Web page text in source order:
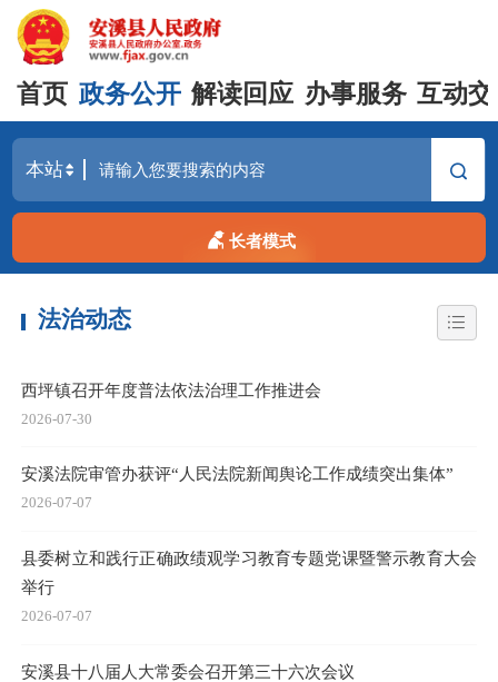
首页 政务公开 解读回应 办事服务 互动
长者模式
法治动态
西坪镇召开年度普法依法治理工作推进会
2026-07-30
安溪法院审管办获评“人民法院新闻舆论工作成绩突出集体”
2026-07-07
县委树立和践行正确政绩观学习教育专题党课暨警示教育大会
举行
2026-07-07
安溪县十八届人大常委会召开第三十六次会议